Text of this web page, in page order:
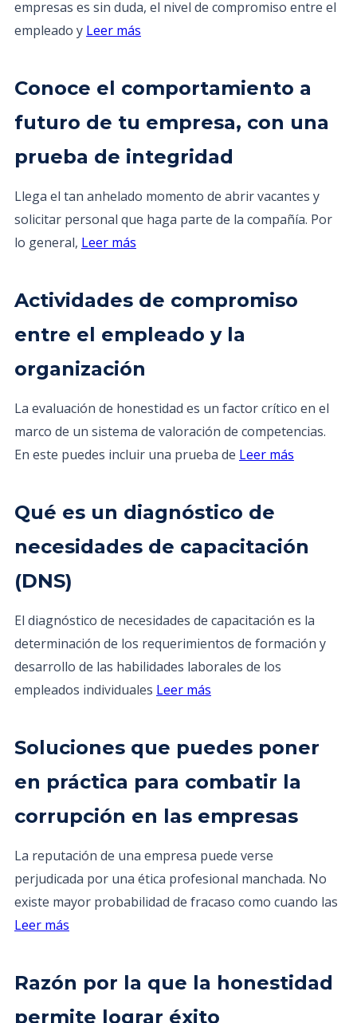
empresas es sin duda, el nivel de compromiso entre el
empleado y Leer más
Conoce el comportamiento a
futuro de tu empresa, con una
prueba de integridad
Llega el tan anhelado momento de abrir vacantes y
solicitar personal que haga parte de la compañía. Por
lo general, Leer más
Actividades de compromiso
entre el empleado y la
organización
La evaluación de honestidad es un factor crítico en el
marco de un sistema de valoración de competencias.
En este puedes incluir una prueba de Leer más
Qué es un diagnóstico de
necesidades de capacitación
(DNS)
El diagnóstico de necesidades de capacitación es la
determinación de los requerimientos de formación y
desarrollo de las habilidades laborales de los
empleados individuales Leer más
Soluciones que puedes poner
en práctica para combatir la
corrupción en las empresas
La reputación de una empresa puede verse
perjudicada por una ética profesional manchada. No
existe mayor probabilidad de fracaso como cuando las
Leer más
Razón por la que la honestidad
permite lograr éxito